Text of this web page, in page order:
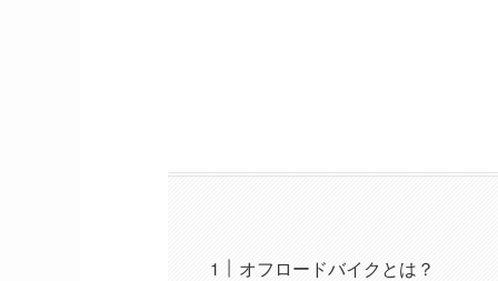
オフロードバイクとは？